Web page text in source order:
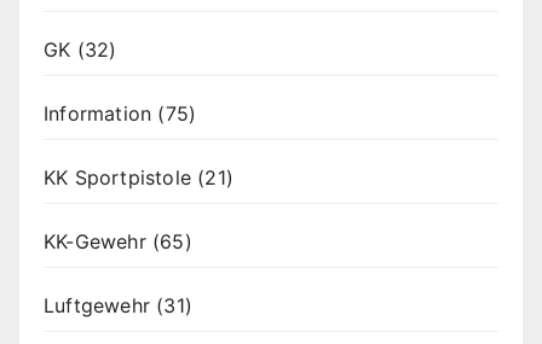
GK (32)
Information (75)
KK Sportpistole (21)
KK-Gewehr(65)
Luftgewehr (31)